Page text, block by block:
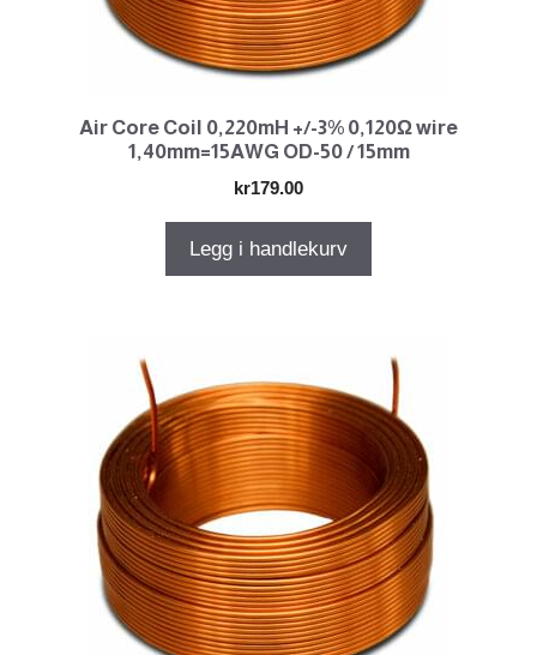
Air Core Coil 0,220mH +/-3% 0,120Ω wire
1,40mm=15AWG OD-50 / 15mm
kr179.00
Legg i handlekurv